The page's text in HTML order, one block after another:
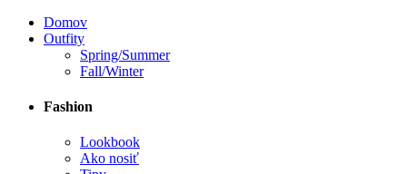
Domov
Outfity
Spring/Summer
Fall/Winter
Fashion
Lookbook
Ako nosiť